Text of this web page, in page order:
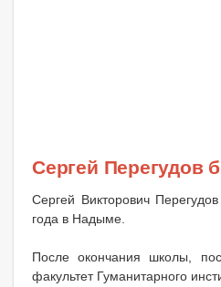
Сергей Перегудов
Сергей Викторович
года в Надыме.
После окончания школы,
факультет Гуманитарного